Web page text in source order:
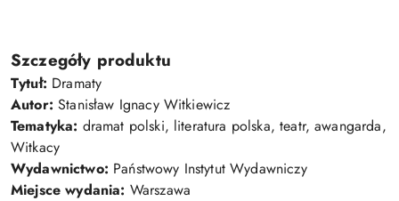
Szczegóły produktu
Tytuł: Dramaty
Autor: Stanisław Ignacy Witkiewicz
Tematyka: dramat polski, literatura polska, teatr, awangarda,
Witkacy
Wydawnictwo: Państwowy Instytut Wydawniczy
Miejsce wydania: Warszawa